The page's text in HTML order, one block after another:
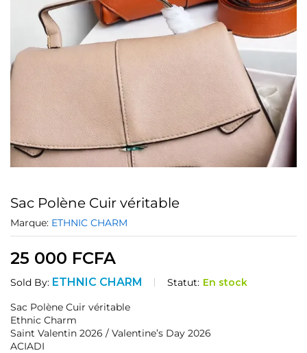
Sac Polène Cuir véritable
Marque: ETHNIC CHARM
25 000 FCFA
Sold By: ETHNIC CHARM Statut: En stock
Sac Polène Cuir véritable
Ethnic Charm
Saint Valentin 2026 / Valentine’s Day 2026
ACIADI